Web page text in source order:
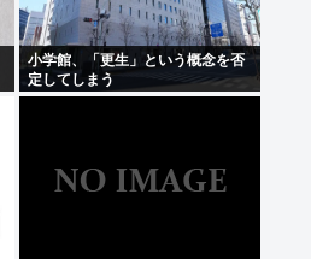
小学館、「更生」という概念を否
定してしまう